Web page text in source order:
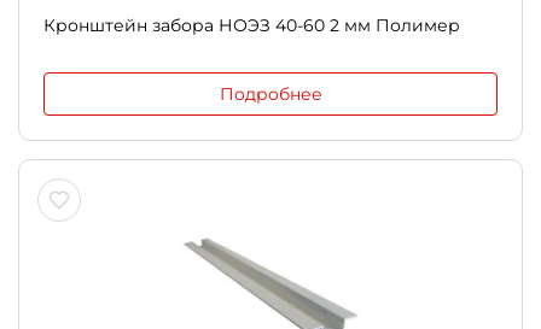
Кронштейн забора НОЭЗ 40-60 2 мм Полимер
Подробнее